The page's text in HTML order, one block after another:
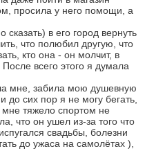
просила у него помощи, а
в его город вернуть
что полюбил другую, что
кто она - он молчит, в
всего этого я думала
мне, забила мою душевную
до сих пор я не могу бегать,
мне тяжело спортом не
что он ушел из-за того что
свадьбы, болезни
до ужаса на самолётах ),